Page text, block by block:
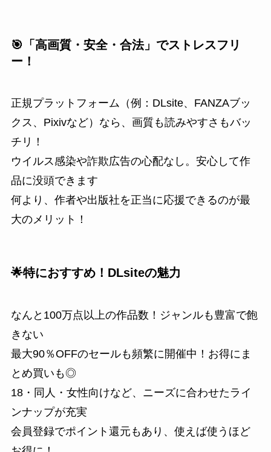
🎯「高画質・安全・合法」でストレスフリ
ー！
正規プラットフォーム（例：DLsite、FANZAブッ
クス、Pixivなど）なら、画質も読みやすさもバッ
チリ！
ウイルス感染や詐欺広告の心配なし。安心して作
品に没頭できます
何より、作者や出版社を正当に応援できるのが最
大のメリット！
🌟特におすすめ！DLsiteの魅力
なんと100万点以上の作品数！ジャンルも豊富で飽
きない
最大90％OFFのセールも頻繁に開催中！お得にま
とめ買いも◎
18・同人・女性向けなど、ニーズに合わせたライ
ンナップが充実
会員登録でポイント還元もあり、使えば使うほど